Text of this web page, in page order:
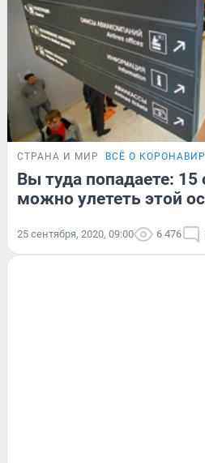
СТРАНА И МИР ВСЁ О
Вы туда попадаете: 15
можно улететь этой
25 сентября, 2020, 09:00 6 476